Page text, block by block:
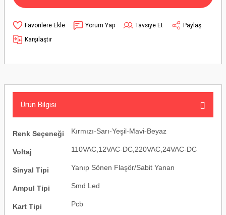
Yorum Yap Tavsiye Et
Paylaş
Karşılaştır
Ürün Bilgisi
Renk Seçeneği Kırmızı-Sarı-Yeşil-Mavi-Beyaz
Voltaj 110VAC,12VAC-DC,220VAC,24VAC-DC
Sinyal Tipi Yanıp Sönen Flaşör/Sabit Yanan
Ampul Tipi Smd Led
Kart Tipi Pcb